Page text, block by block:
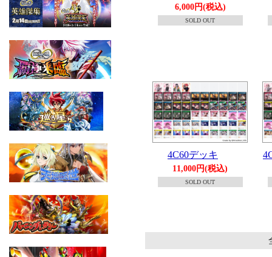
6,000円(税込)
SOLD OUT
4C60デッキ
11,000円(税込)
SOLD OUT